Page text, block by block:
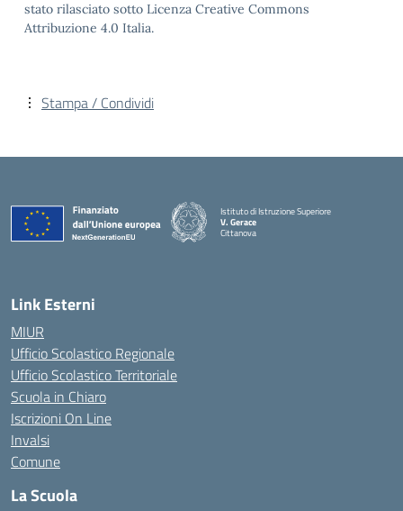
stato rilasciato sotto Licenza Creative Commons
Attribuzione 4.0 Italia.
Stampa / Condividi
Istituto di Istruzione Superiore
V. Gerace
Cittanova
Link Esterni
MIUR
Ufficio Scolastico Regionale
Ufficio Scolastico Territoriale
Scuola in Chiaro
Iscrizioni On Line
Invalsi
Comune
La Scuola